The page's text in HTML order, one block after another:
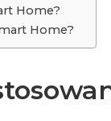
Home?
Home?